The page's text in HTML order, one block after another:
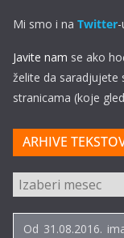
Mi smo i na Twitter
Javite nam se ako
želite da saradjujete
stranicama (koje
ARHIVE
ARHIVE
TEKSTOVA
Od 31.08.2016.